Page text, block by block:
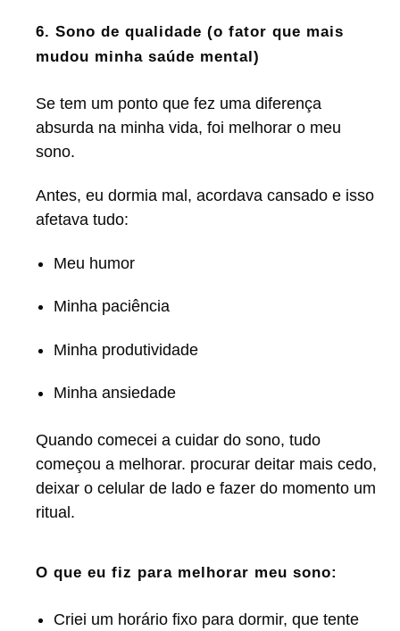
6. Sono de qualidade (o fator que mais
mudou minha saúde mental)
Se tem um ponto que fez uma diferença
absurda na minha vida, foi melhorar o meu
sono.
Antes, eu dormia mal, acordava cansado e isso
afetava tudo:
Meu humor
Minha paciência
Minha produtividade
Minha ansiedade
Quando comecei a cuidar do sono, tudo
começou a melhorar. procurar deitar mais cedo,
deixar o celular de lado e fazer do momento um
ritual.
O que eu fiz para melhorar meu sono:
Criei um horário fixo para dormir, que tente